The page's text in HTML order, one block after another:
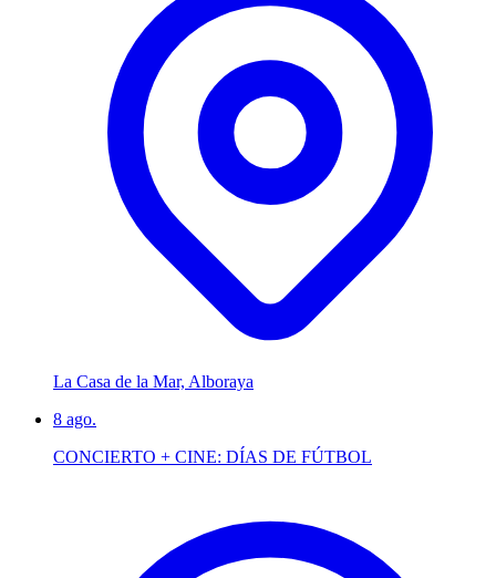
La Casa de la Mar, Alboraya
8 ago.
CONCIERTO + CINE: DÍAS DE FÚTBOL